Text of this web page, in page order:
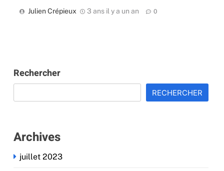
Julien Crépieux 3 ans il y a un an 0
Rechercher
RECHERCHER
Archives
juillet 2023